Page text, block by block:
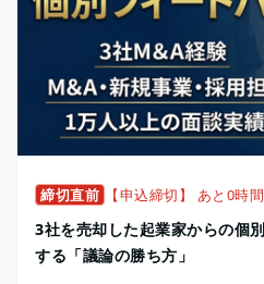
締切直前 【申込締切】 あと0時間
3社を売却した起業家からの個
する「議論の勝ち方」